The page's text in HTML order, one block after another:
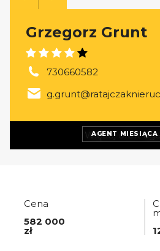
AGENT
Grzegorz Grunt
730660582
Więcej ofert
Cena
582 000
zł